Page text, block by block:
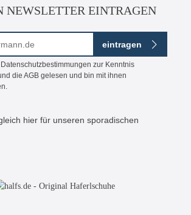
NEWSLETTER EINTRAGEN
eintragen
Datenschutzbestimmungen zur Kenntnis
die AGB gelesen und bin mit ihnen
hier für unseren sporadischen